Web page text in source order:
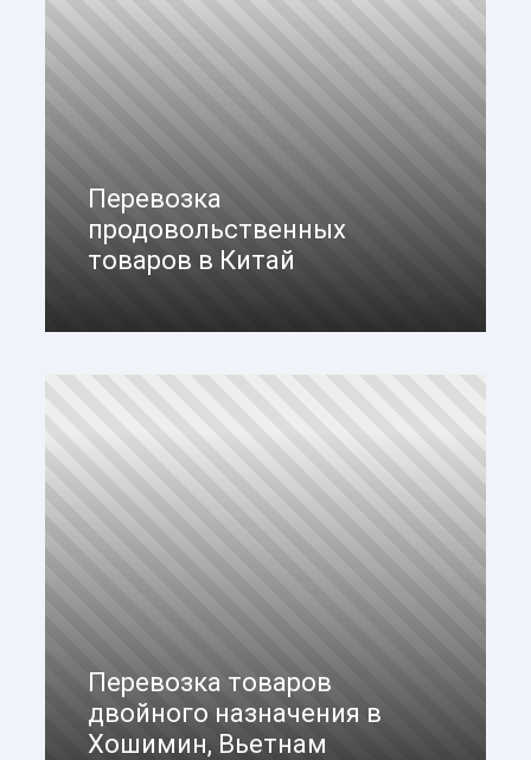
Перевозка
продовольственных
товаров в Китай
Перевозка товаров
двойного назначения в
Хошимин, Вьетнам